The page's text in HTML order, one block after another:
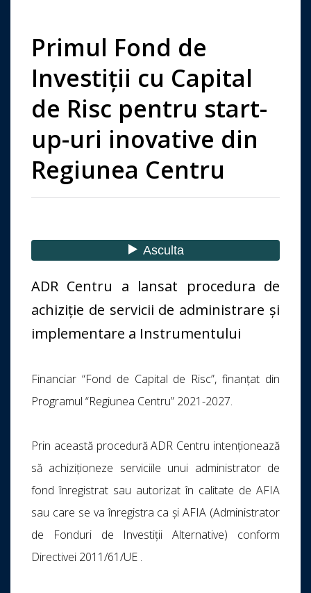
Primul Fond de
Investiții cu Capital
de Risc pentru start-
up-uri inovative din
Regiunea Centru
ADR Centru a lansat procedura de
achiziție de servicii de administrare și
implementare a Instrumentului
Financiar “Fond de Capital de Risc”, finanțat din
Programul “Regiunea Centru” 2021-2027.
Prin această procedură ADR Centru intenționează
să achiziționeze serviciile unui administrator de
fond înregistrat sau autorizat în calitate de AFIA
sau care se va înregistra ca și AFIA (Administrator
de Fonduri de Investiții Alternative) conform
Directivei 2011/61/UE .